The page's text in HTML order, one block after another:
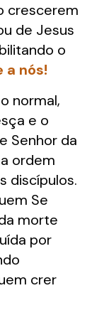
crescerem
de Jesus
o
a nós!
normal,
e o
Senhor da
ordem
discípulos.
Se
morte
por
crer